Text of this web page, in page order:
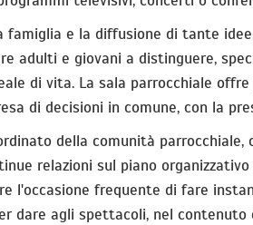
e la diffusione di tante
adulti e giovani a distinguere,
di vita. La sala parrocchiale
di decisioni in comune, con la
della comunità
relazioni sul piano
frequente di fare
dare agli spettacoli, nel